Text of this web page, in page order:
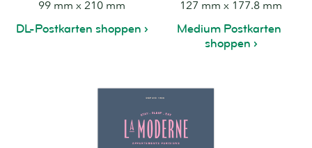
99 mm x 210 mm
DL-Postkarten shoppen
127 mm x 177.8 mm
Medium Postkarten
shoppen